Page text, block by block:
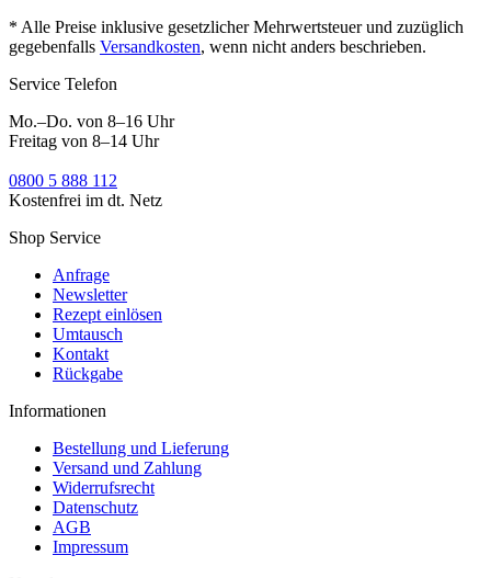
* Alle Preise inklusive gesetzlicher Mehrwertsteuer und zuzüglich
gegebenfalls Versandkosten, wenn nicht anders beschrieben.
Service Telefon
Mo.–Do. von 8–16 Uhr
Freitag von 8–14 Uhr
0800 5 888 112
Kostenfrei im dt. Netz
Shop Service
Anfrage
Newsletter
Rezept einlösen
Umtausch
Kontakt
Rückgabe
Informationen
Bestellung und Lieferung
Versand und Zahlung
Widerrufsrecht
Datenschutz
AGB
Impressum